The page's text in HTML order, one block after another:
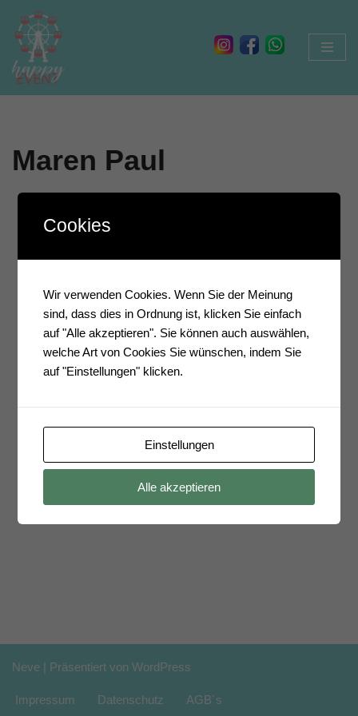
Zum
Inhalt
springen
Maren Paul
Neve | Präsentiert von WordPress
Impressum Datenschutz AGB´s
Cookies
Wir verwenden Cookies. Wenn Sie der Meinung
sind, dass dies in Ordnung ist, klicken Sie einfach
auf "Alle akzeptieren". Sie können auch auswählen,
welche Art von Cookies Sie wünschen, indem Sie
auf "Einstellungen" klicken.
Einstellungen
Alle akzeptieren